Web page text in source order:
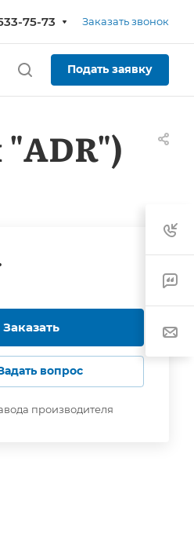
75-73 Заказать звонок
Подать заявку
Заказать
вопрос
производителя